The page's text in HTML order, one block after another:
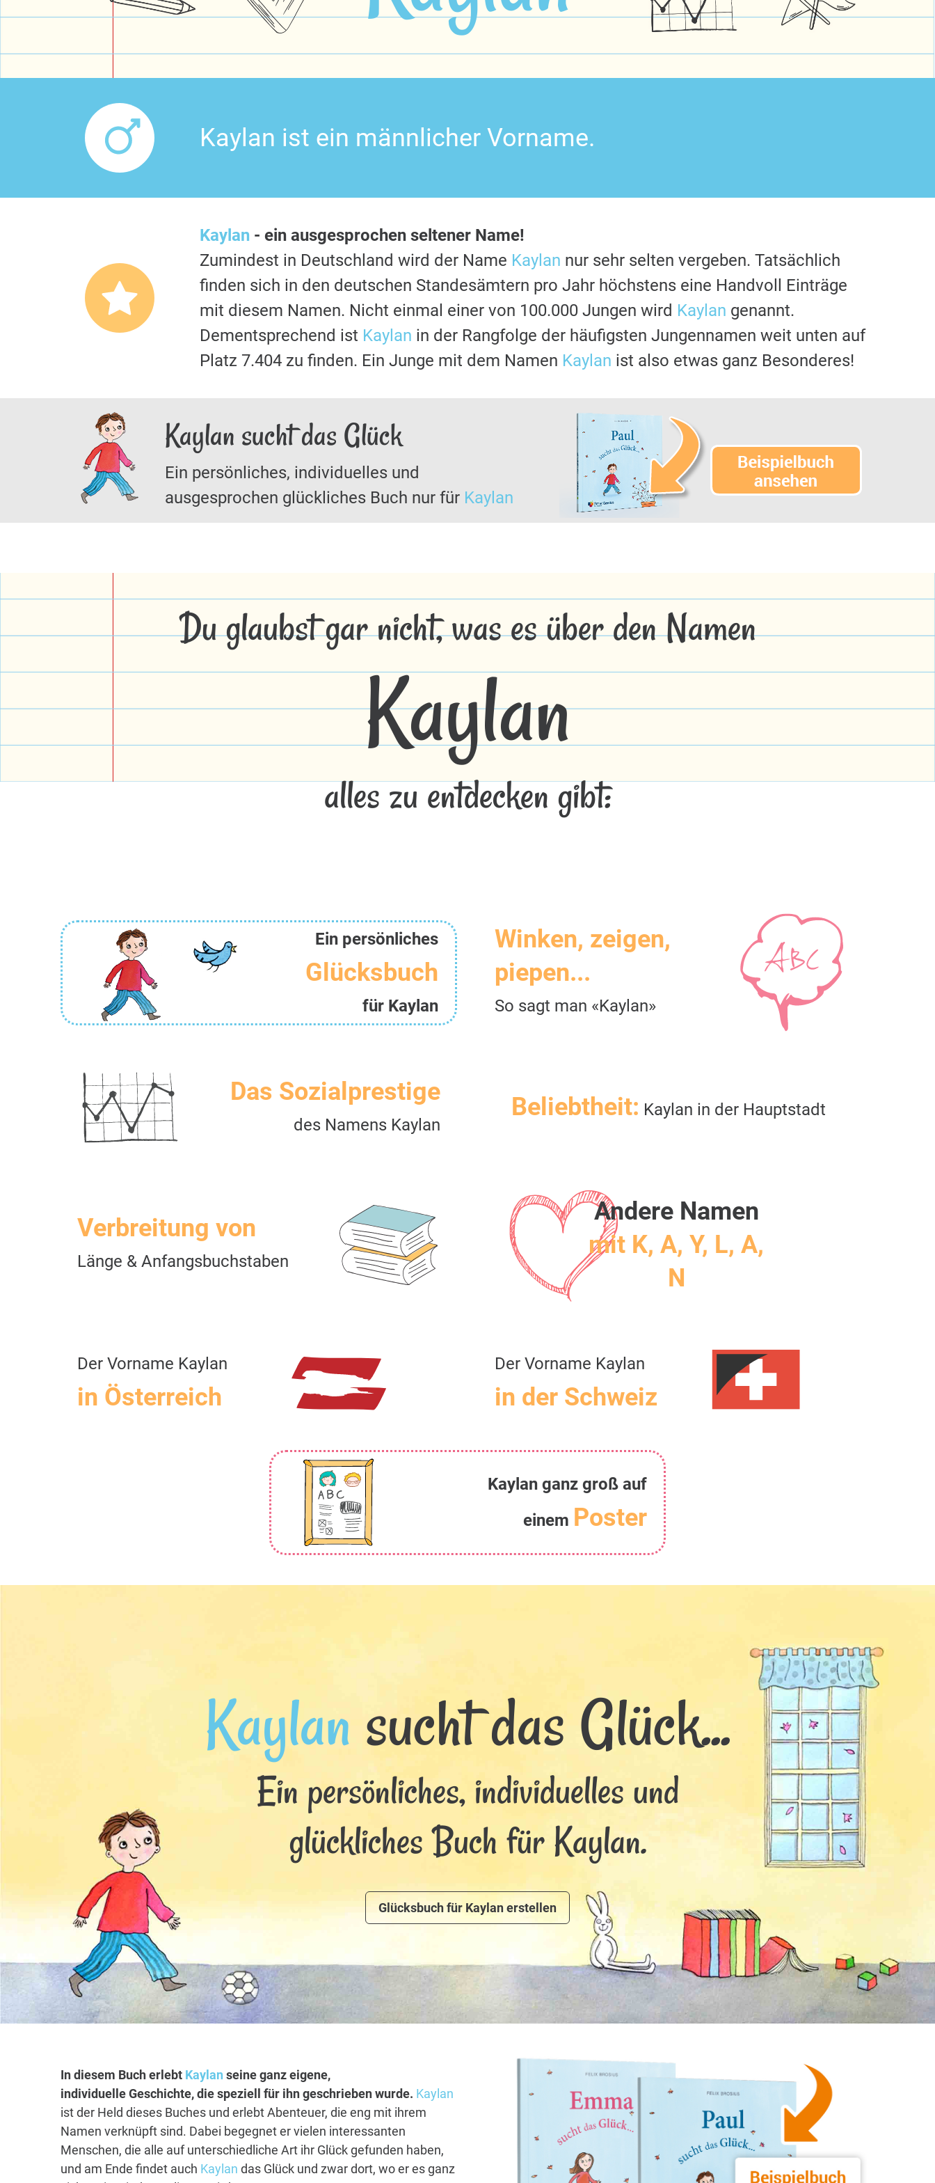
Kaylan ist ein männlicher Vorname.
Kaylan - ein ausgesprochen seltener Name!
Zumindest in Deutschland wird der Name Kaylan nur sehr selten vergeben. Tatsächlich
finden sich in den deutschen Standesämtern pro Jahr höchstens eine Handvoll Einträge
mit diesem Namen. Nicht einmal einer von 100.000 Jungen wird Kaylan genannt.
Dementsprechend ist Kaylan in der Rangfolge der häufigsten Jungennamen weit unten auf
Platz 7.404 zu finden. Ein Junge mit dem Namen Kaylan ist also etwas ganz Besonderes!
Kaylan sucht das Glück
Ein persönliches, individuelles und
ausgesprochen glückliches Buch nur für Kaylan
Du glaubst gar nicht, was es über den Namen
Kaylan
alles zu entdecken gibt:
Ein persönliches
Glücksbuch
für Kaylan
Winken, zeigen,
piepen...
So sagt man «Kaylan»
Das Sozialprestige
des Namens Kaylan
Beliebtheit: Kaylan in der Hauptstadt
Verbreitung von
Länge & Anfangsbuchstaben
Andere Namen
mit K, A, Y, L, A,
N
Der Vorname Kaylan
in Österreich
Der Vorname Kaylan
in der Schweiz
Kaylan ganz groß auf
einem Poster
Kaylan sucht das Glück...
Ein persönliches, individuelles und
glückliches Buch für Kaylan.
Glücksbuch für Kaylan erstellen
In diesem Buch erlebt Kaylan seine ganz eigene,
individuelle Geschichte, die speziell für ihn geschrieben wurde. Kaylan
ist der Held dieses Buches und erlebt Abenteuer, die eng mit ihrem
Namen verknüpft sind. Dabei begegnet er vielen interessanten
Menschen, die alle auf unterschiedliche Art ihr Glück gefunden haben,
und am Ende findet auch Kaylan das Glück und zwar dort, wo er es ganz